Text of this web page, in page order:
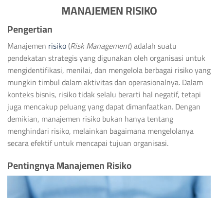
MANAJEMEN RISIKO
Pengertian
Manajemen risiko(Risk Management) adalah suatu
pendekatan strategis yang digunakan oleh organisasi untuk
mengidentifikasi, menilai, dan mengelola berbagai risiko yang
mungkin timbul dalam aktivitas dan operasionalnya. Dalam
konteks bisnis, risiko tidak selalu berarti hal negatif, tetapi
juga mencakup peluang yang dapat dimanfaatkan. Dengan
demikian, manajemen risiko bukan hanya tentang
menghindari risiko, melainkan bagaimana mengelolanya
secara efektif untuk mencapai tujuan organisasi.
Pentingnya Manajemen Risiko